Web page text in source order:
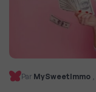
Par MySweetImmo